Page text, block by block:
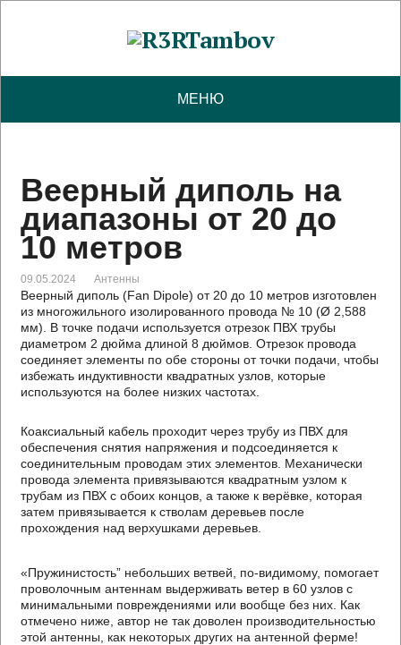
МЕНЮ
Веерный диполь на
диапазоны от 20 до
10 метров
09.05.2024 Антенны
Веерный диполь (Fan Dipole) от 20 до 10 метров изготовлен
из многожильного изолированного провода № 10 (Ø 2,588
мм). В точке подачи используется отрезок ПВХ трубы
диаметром 2 дюйма длиной 8 дюймов. Отрезок провода
соединяет элементы по обе стороны от точки подачи, чтобы
избежать индуктивности квадратных узлов, которые
используются на более низких частотах.
Коаксиальный кабель проходит через трубу из ПВХ для
обеспечения снятия напряжения и подсоединяется к
соединительным проводам этих элементов. Механически
провода элемента привязываются квадратным узлом к
трубам из ПВХ с обоих концов, а также к верёвке, которая
затем привязывается к стволам деревьев после
прохождения над верхушками деревьев.
«Пружинистость” небольших ветвей, по-видимому, помогает
проволочным антеннам выдерживать ветер в 60 узлов с
минимальными повреждениями или вообще без них. Как
отмечено ниже, автор не так доволен производительностью
этой антенны, как некоторых других на антенной ферме!